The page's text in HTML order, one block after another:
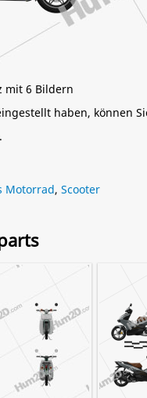
mit 6 Bildern
haben, können
Motorrad, Scooter